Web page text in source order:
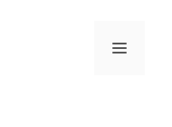
MENU